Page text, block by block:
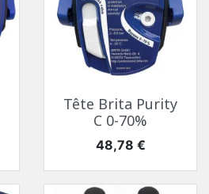
Tête Brita Purity
C 0-70%
Prix
48,78 €